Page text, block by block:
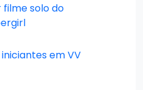
filme solo do
em VV